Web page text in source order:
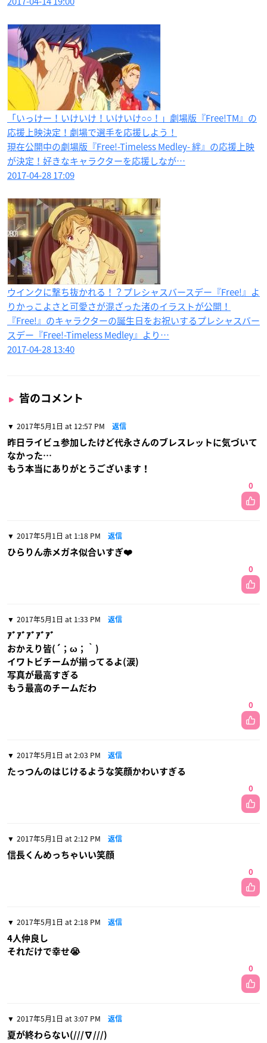
「いっけー！いけいけ！いけいけ○○！​」劇場版『Free!TM』の
応援上映決定！劇場で選手を応援しよう！
現在公開中の劇場版『Free!-Timeless Medley- 絆』の応援上映
が決定！好きなキャラクターを応援しなが…
2017-04-28 17:09
ウインクに撃ち抜かれる！？プレシャスバースデー『Free!』よ
りかっこよさと可愛さが混ざった渚のイラストが公開！
『Free!』のキャラクターの誕生日をお祝いするプレシャスバー
スデー『Free!-Timeless Medley』より…
2017-04-28 13:40
皆のコメント
2017年5月1日 at 12:57 PM 返信
昨日ライビュ参加したけど代永さんのブレスレットに気づいて
なかった…
もう本当にありがとうございます！
0
2017年5月1日 at 1:18 PM 返信
ひらりん赤メガネ似合いすぎ❤️
0
2017年5月1日 at 1:33 PM 返信
ｱﾞｱﾞｱﾞｱﾞｱﾞ
おかえり皆(´；ω；｀)
イワトビチームが揃ってるよ(涙)
写真が最高すぎる
もう最高のチームだわ
0
2017年5月1日 at 2:03 PM 返信
たっつんのはじけるような笑顔かわいすぎる
0
2017年5月1日 at 2:12 PM 返信
信長くんめっちゃいい笑顔
0
2017年5月1日 at 2:18 PM 返信
4人仲良し
それだけで幸せ😭
0
2017年5月1日 at 3:07 PM 返信
夏が終わらない(///∇///)